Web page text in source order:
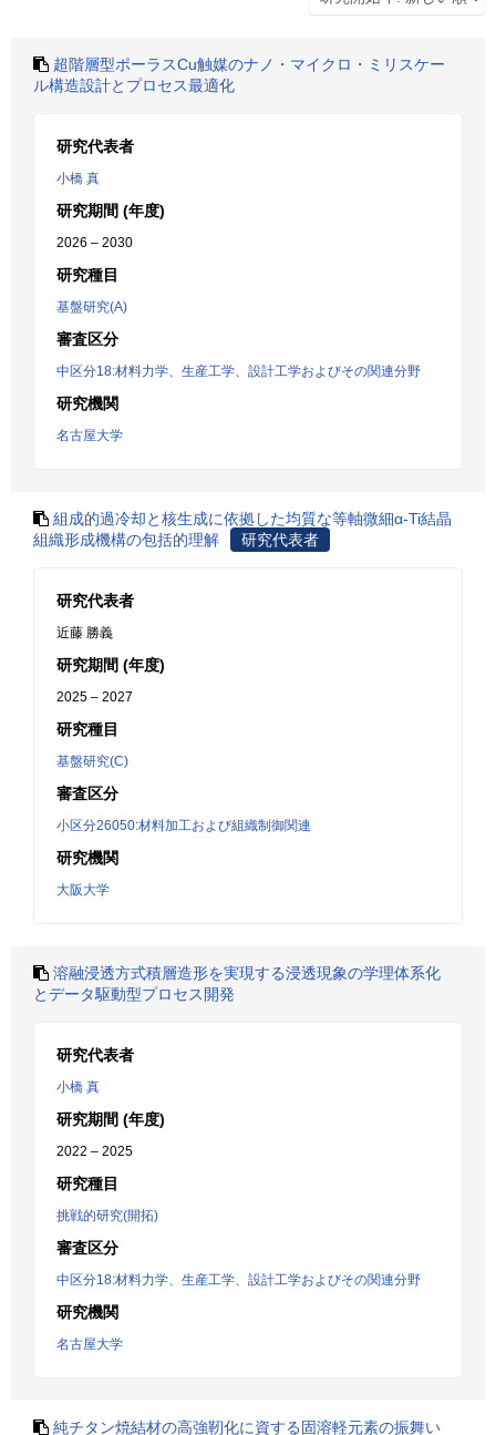
超階層型ポーラスCu触媒のナノ・マイクロ・ミリスケー
ル構造設計とプロセス最適化
研究代表者
小橋 真
研究期間 (年度)
2026 – 2030
研究種目
基盤研究(A)
審査区分
中区分18:材料力学、生産工学、設計工学およびその関連分野
研究機関
名古屋大学
組成的過冷却と核生成に依拠した均質な等軸微細α-Ti結晶
組織形成機構の包括的理解
研究代表者
研究代表者
近藤 勝義
研究期間 (年度)
2025 – 2027
研究種目
基盤研究(C)
審査区分
小区分26050:材料加工および組織制御関連
研究機関
大阪大学
溶融浸透方式積層造形を実現する浸透現象の学理体系化
とデータ駆動型プロセス開発
研究代表者
小橋 真
研究期間 (年度)
2022 – 2025
研究種目
挑戦的研究(開拓)
審査区分
中区分18:材料力学、生産工学、設計工学およびその関連分野
研究機関
名古屋大学
純チタン焼結材の高強靭化に資する固溶軽元素の振舞い